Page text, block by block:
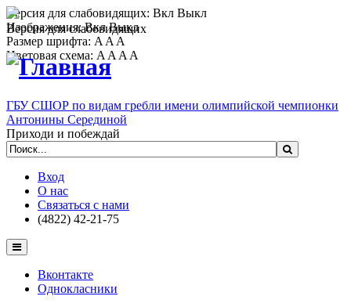
Версия для слабовидящих: Вкл Выкл
Изображения:Вкл Выкл
Размер шрифта: A A A
Цветовая схема: A A A A
Версия для слабовидящих
ГБУ СШОР по видам гребли имени олимпийской чемпионки
Антонины Серединой
Приходи и побеждай
Вход
О нас
Связаться с нами
(4822) 42-21-75
Вконтакте
Однокласники